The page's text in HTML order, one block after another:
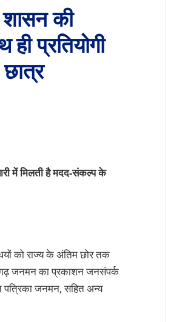
की
प्रतियोगी
में मिलती है मदद-संकल्प के
को राज्य के अंतिम छोर तक
जनमन का प्रकाशन जनसंपर्क
पत्रिका जनमन, सहित अन्य